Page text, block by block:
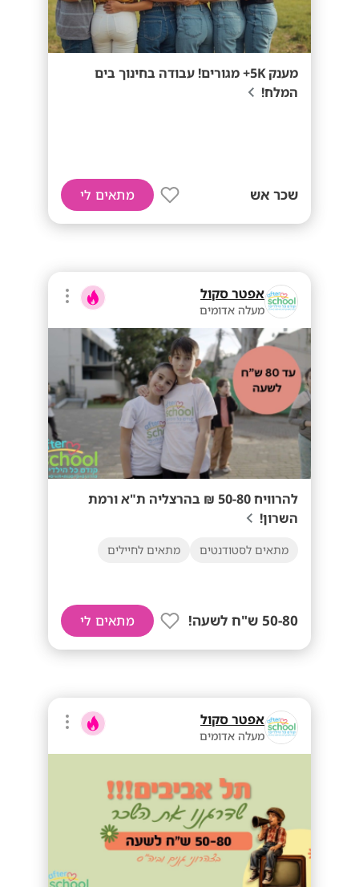
מענק 5K+ מגורים! עבודה בחינוך בים
המלח!
שכר אש מתאים לי
אפטר סקול
מעלה אדומים
להרוויח 50-80 ₪ בהרצליה ת"א ורמת
השרון!
מתאים לסטודנטים מתאים לחיילים
50-80 ש"ח לשעה! מתאים לי
אפטר סקול
מעלה אדומים